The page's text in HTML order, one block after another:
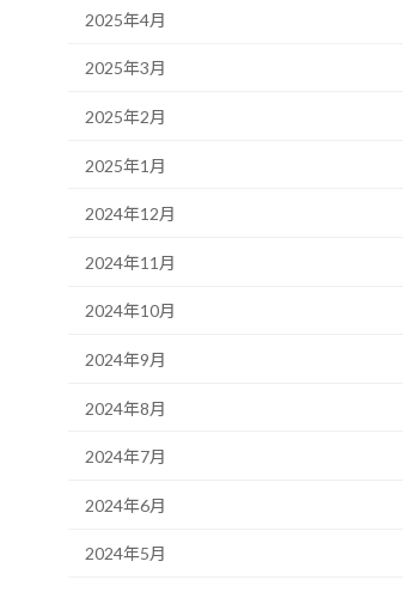
2025年4月
2025年3月
2025年2月
2025年1月
2024年12月
2024年11月
2024年10月
2024年9月
2024年8月
2024年7月
2024年6月
2024年5月